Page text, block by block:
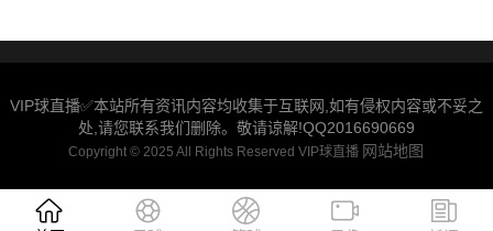
VIP球直播✅本站所有资讯内容均收集于互联网,如有侵权内容或不妥之
处,请您联系我们删除。敬请谅解!QQ2016690669
Copyright © 2025 All Rights Reserved VIP球直播 网站地图